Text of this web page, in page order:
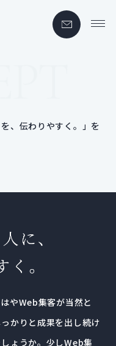
、​伝わりやすく。」を​
やWeb集客が当然と
かりと成果を出し続け
ょうか。 少しWeb集